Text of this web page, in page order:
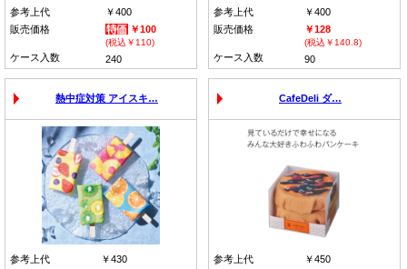
参考上代
￥400
販売価格
￥100
(税込￥110)
ケース入数 240
参考上代
￥400
販売価格
￥128
(税込￥140.8)
ケース入数 90
熱中症対策 アイスキ…
参考上代
￥430
CafeDeli ダ…
参考上代
￥450